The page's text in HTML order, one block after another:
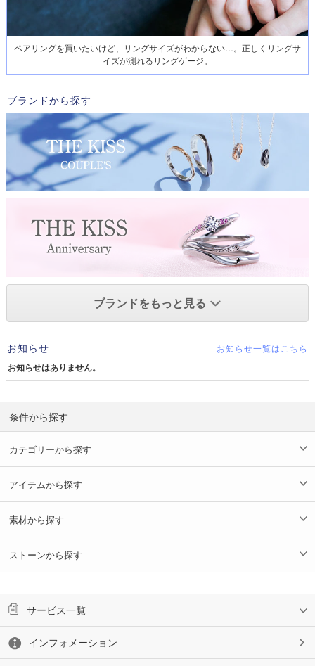
ペアリングを買いたいけど、リングサイズがわからない…。正しくリングサ
イズが測れるリングゲージ。
ブランドから探す
ブランドをもっと見る
お知らせ お知らせ一覧はこちら
お知らせはありません。
条件から探す
カテゴリーから探す
アイテムから探す
素材から探す
ストーンから探す
サービス一覧
インフォメーション